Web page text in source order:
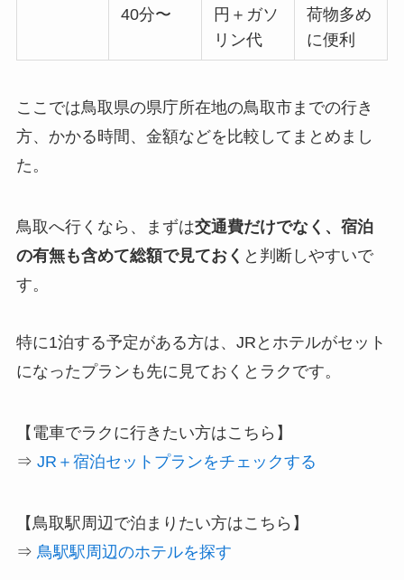
40分〜
円＋ガソ
リン代
荷物多め
に便利
ここでは鳥取県の県庁所在地の鳥取市までの行き
方、かかる時間、金額などを比較してまとめまし
た。
鳥取へ行くなら、まずは交通費だけでなく、宿泊
の有無も含めて総額で見ておく と判断しやすいで
す。
特に1泊する予定がある方は、JRとホテルがセット
になったプランも先に見ておくとラクです。
【電車でラクに行きたい方はこちら】
⇒ JR＋宿泊セットプランをチェックする
【鳥取駅周辺で泊まりたい方はこちら】
⇒ 鳥駅駅周辺のホテルを探す